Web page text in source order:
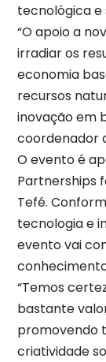
tecnológica e
“O apoio a
irradiar os
economia
recursos
inovação em
coordenador
O evento é
Partnerships
Tefé.
tecnologia e
evento vai
“Temos
bastante
promovendo
criatividade